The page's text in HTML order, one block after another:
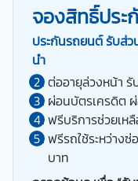
จองสิทธิ์ปร
ประกันรถยนต์ รับส่
นำ
ต่ออายุล่วงหน้า
ผ่อนบัตรเครดิต
ฟรีบริการช่วยเห
ฟรีรถใช้ระหว่าง
บาท